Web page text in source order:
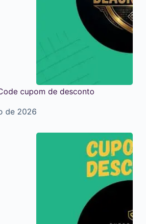
cupom de desconto
de 2026